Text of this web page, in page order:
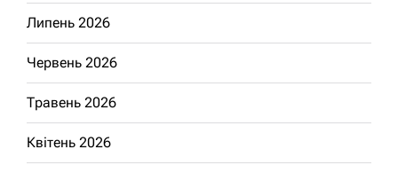
Липень 2026
Червень 2026
Травень 2026
Квітень 2026